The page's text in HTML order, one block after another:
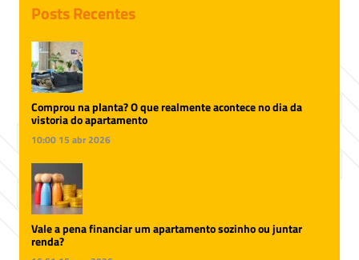
Posts Recentes
Comprou na planta? O que realmente acontece no dia da
vistoria do apartamento
10:00 15 abr 2026
Vale a pena financiar um apartamento sozinho ou juntar
renda?